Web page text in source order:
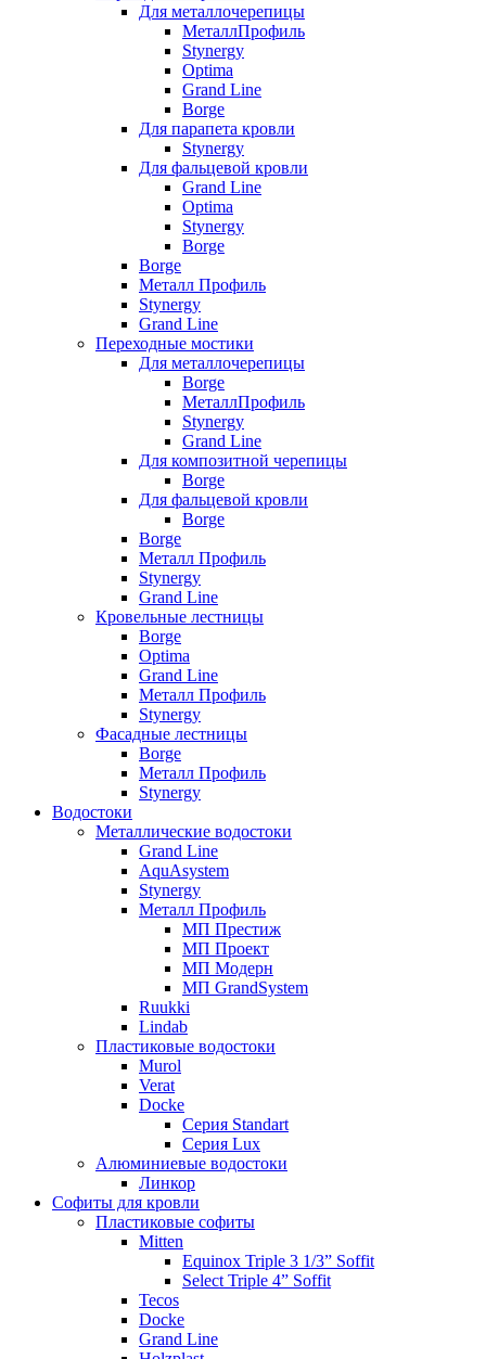
Для металлочерепицы
МеталлПрофиль
Stynergy
Optima
Grand Line
Borge
Для парапета кровли
Stynergy
Для фальцевой кровли
Grand Line
Optima
Stynergy
Borge
Borge
Металл Профиль
Stynergy
Grand Line
Переходные мостики
Для металлочерепицы
Borge
МеталлПрофиль
Stynergy
Grand Line
Для композитной черепицы
Borge
Для фальцевой кровли
Borge
Borge
Металл Профиль
Stynergy
Grand Line
Кровельные лестницы
Borge
Optima
Grand Line
Металл Профиль
Stynergy
Фасадные лестницы
Borge
Металл Профиль
Stynergy
Водостоки
Металлические водостоки
Grand Line
AquAsystem
Stynergy
Металл Профиль
МП Престиж
МП Проект
МП Модерн
МП GrandSystem
Ruukki
Lindab
Пластиковые водостоки
Murol
Verat
Docke
Серия Standart
Серия Lux
Алюминиевые водостоки
Линкор
Софиты для кровли
Пластиковые софиты
Mitten
Equinox Triple 3 1/3” Soffit
Select Triple 4” Soffit
Tecos
Docke
Grand Line